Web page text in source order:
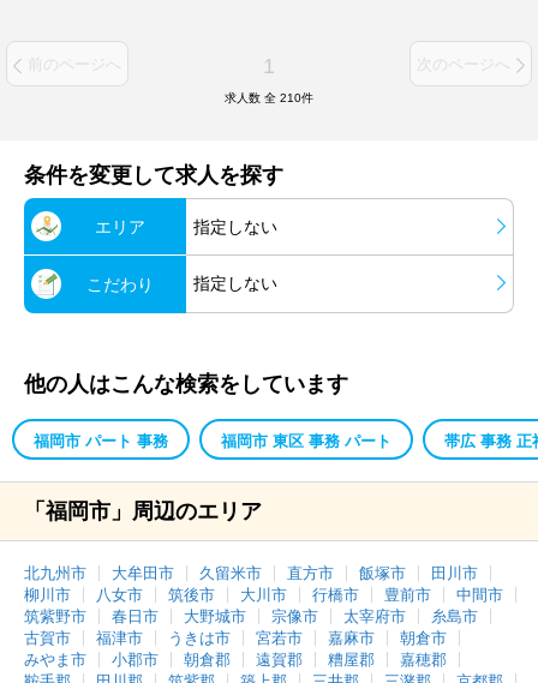
前のページへ 1 次のページへ
求人数 全 210件
条件を変更して求人を探す
エリア 指定しない
こだわり 指定しない
他の人はこんな検索をしています
福岡市 パート 事務 福岡市 東区 事務 パート 帯広 事務 正
「福岡市」周辺のエリア
北九州市 大牟田市 久留米市 直方市 飯塚市
田川市
柳川市
八女市 筑後市 大川市 行橋市 豊前市
中間市
筑紫野市
春日市 大野城市 宗像市 太宰府市
糸島市
古賀市
福津市 うきは市 宮若市 嘉麻市
朝倉市
みやま市
小郡市 朝倉郡 遠賀郡 糟屋郡
嘉穂郡